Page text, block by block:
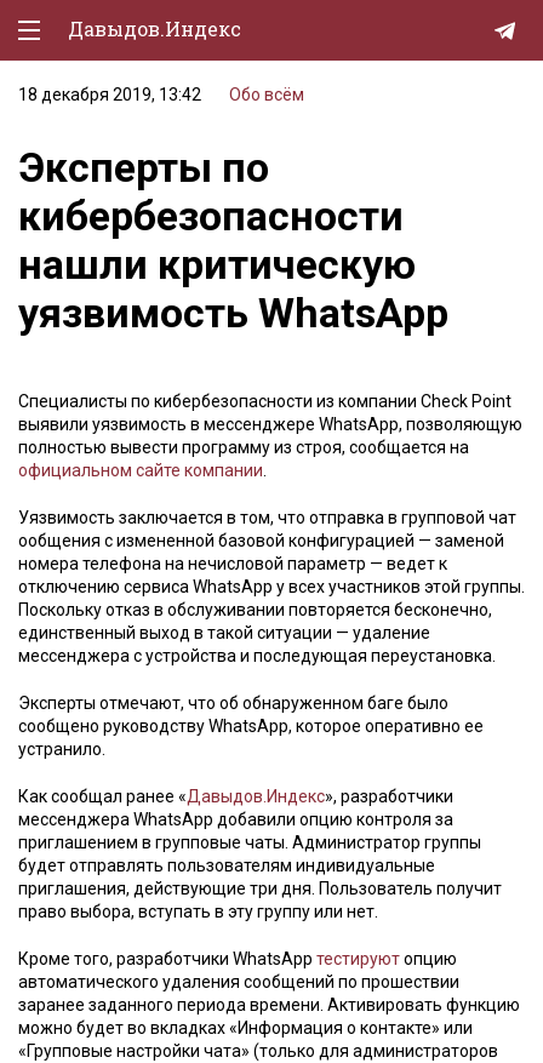
Давыдов.Индекс
Политическая жизнь
Экономика
Природа
Образование
Спорт
Lifestyle
Мурзилка
18 декабря 2019, 13:42 Обо всём
Эксперты по
кибербезопасности
нашли критическую
уязвимость WhatsApp
Специалисты по кибербезопасности из компании Check Point
выявили уязвимость в мессенджере WhatsApp, позволяющую
полностью вывести программу из строя, сообщается на
официальном сайте компании
Уязвимость заключается в том, что отправка в групповой чат
ообщения с измененной базовой конфигурацией — заменой
номера телефона на нечисловой параметр — ведет к
отключению сервиса WhatsApp у всех участников этой группы.
Поскольку отказ в обслуживании повторяется бесконечно,
единственный выход в такой ситуации — удаление
мессенджера с устройства и последующая переустановка.
Эксперты отмечают, что об обнаруженном баге было
сообщено руководству WhatsApp, которое оперативно ее
устранило.
Как сообщал ранее «Давыдов.Индекс», разработчики
мессенджера WhatsApp добавили опцию контроля за
приглашением в групповые чаты. Администратор группы
будет отправлять пользователям индивидуальные
приглашения, действующие три дня. Пользователь получит
право выбора, вступать в эту группу или нет.
Кроме того, разработчики WhatsApp тестируютопцию
автоматического удаления сообщений по прошествии
заранее заданного периода времени. Активировать функцию
можно будет во вкладках «Информация о контакте» или
«Групповые настройки чата» (только для администраторов